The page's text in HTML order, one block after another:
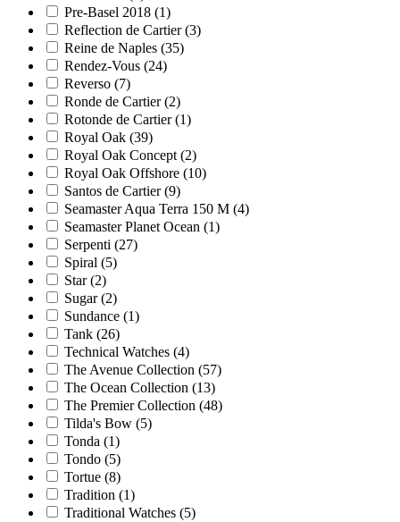
Pre-Basel 2018 (1)
Reflection de Cartier (3)
Reine de Naples (35)
Rendez-Vous (24)
Reverso (7)
Ronde de Cartier (2)
Rotonde de Cartier (1)
Royal Oak (39)
Royal Oak Concept (2)
Royal Oak Offshore (10)
Santos de Cartier (9)
Seamaster Aqua Terra 150 M (4)
Seamaster Planet Ocean (1)
Serpenti (27)
Spiral (5)
Star (2)
Sugar (2)
Sundance (1)
Tank (26)
Technical Watches (4)
The Avenue Collection (57)
The Ocean Collection (13)
The Premier Collection (48)
Tilda's Bow (5)
Tonda (1)
Tondo (5)
Tortue (8)
Tradition (1)
Traditional Watches (5)